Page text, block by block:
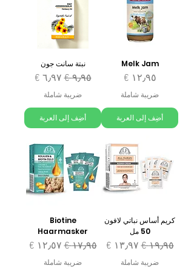
Melk Jam
السعر
ضريبة شاملة
أضِف إلى العربة
نبتة سانت جون
سعر عادي‏٩٫٩٥ € سعر البيع
ضريبة شاملة
أضِف إلى العربة
كريم أساس نباتي لافون
50 مل
سعر عادي‏١٩٫٩٥ € سعر البيع
ضريبة شاملة
Biotine
Haarmasker
سعر عادي‏١٧٫٩٥ € سعر البيع
ضريبة شاملة